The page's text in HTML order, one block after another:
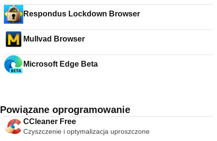
Respondus Lockdown Browser
Mullvad Browser
Microsoft Edge Beta
Powiązane oprogramowanie
CCleaner Free
Czyszczenie i optymalizacja uproszczone